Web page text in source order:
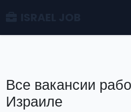
Все вакансии
Израиле